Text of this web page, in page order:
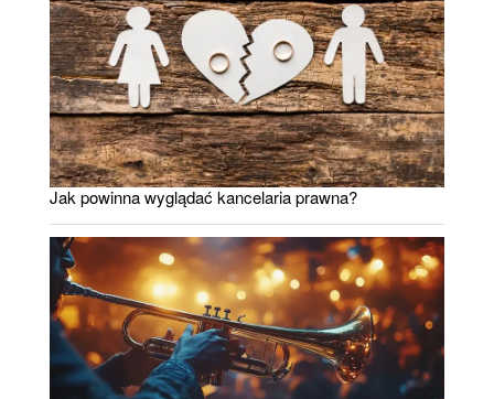
Jak powinna wyglądać kancelaria prawna?